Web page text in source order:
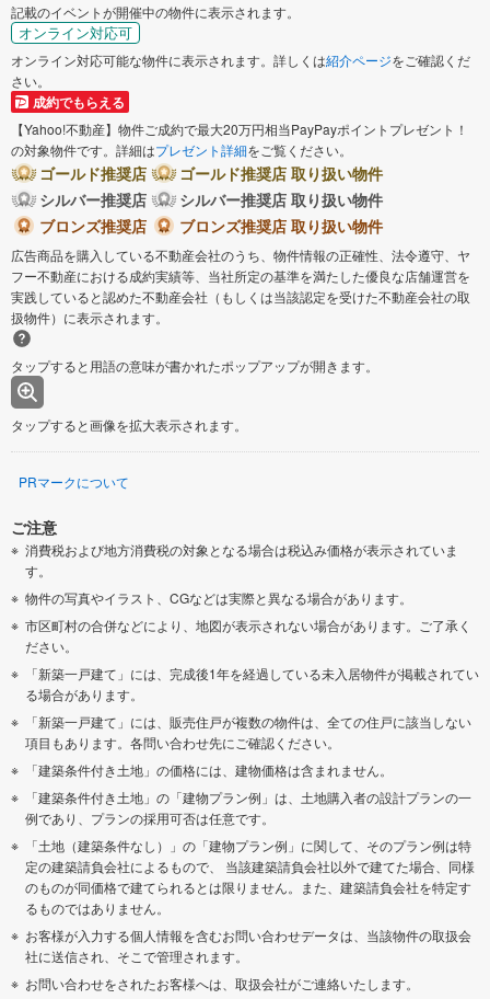
記載のイベントが開催中の物件に表示されます。
オンライン対応可
オンライン対応可能な物件に表示されます。詳しくは紹介ページをご確認くだ
さい。
成約でもらえる
【Yahoo!不動産】物件ご成約で最大20万円相当PayPayポイントプレゼント！
の対象物件です。詳細はプレゼント詳細をご覧ください。
ゴールド推奨店
ゴールド推奨店 取り扱い物件
シルバー推奨店
シルバー推奨店 取り扱い物件
ブロンズ推奨店
ブロンズ推奨店 取り扱い物件
広告商品を購入している不動産会社のうち、物件情報の正確性、法令遵守、ヤ
フー不動産における成約実績等、当社所定の基準を満たした優良な店舗運営を
実践していると認めた不動産会社（もしくは当該認定を受けた不動産会社の取
扱物件）に表示されます。
タップすると用語の意味が書かれたポップアップが開きます。
タップすると画像を拡大表示されます。
PRマークについて
ご注意
消費税および地方消費税の対象となる場合は税込み価格が表示されていま
す。
物件の写真やイラスト、CGなどは実際と異なる場合があります。
市区町村の合併などにより、地図が表示されない場合があります。ご了承く
ださい。
「新築一戸建て」には、完成後1年を経過している未入居物件が掲載されてい
る場合があります。
「新築一戸建て」には、販売住戸が複数の物件は、全ての住戸に該当しない
項目もあります。各問い合わせ先にご確認ください。
「建築条件付き土地」の価格には、建物価格は含まれません。
「建築条件付き土地」の「建物プラン例」は、土地購入者の設計プランの一
例であり、プランの採用可否は任意です。
「土地（建築条件なし）」の「建物プラン例」に関して、そのプラン例は特
定の建築請負会社によるもので、 当該建築請負会社以外で建てた場合、同様
のものが同価格で建てられるとは限りません。また、建築請負会社を特定す
るものではありません。
お客様が入力する個人情報を含むお問い合わせデータは、当該物件の取扱会
社に送信され、そこで管理されます。
お問い合わせをされたお客様へは、取扱会社がご連絡いたします。